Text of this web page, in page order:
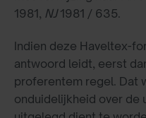
1981, NJ1981 / 635.
Indien deze Haveltex-
antwoord leidt, eerst
proferentem regel. Dat
onduidelijkheid over de